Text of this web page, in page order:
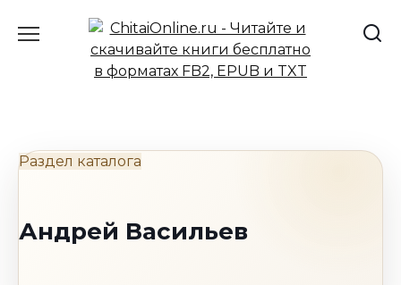
содержанию
Раздел каталога
Андрей Васильев